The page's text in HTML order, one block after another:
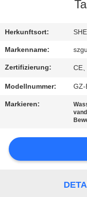
SIE
MIT
UNS
IN
SIE
EIN
Herkunftsort:
Markenname:
Zertifizierung: CE
Modellnummer: GZ-
Markieren: